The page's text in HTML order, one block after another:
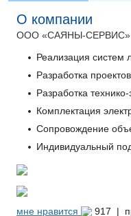
О компании
ООО «САЯНЫ-СЕРВИС»
Реализация систем
Разработка
Разработка
Комплектация
Сопровождение
Индивидуальный
мне нравится 917 |